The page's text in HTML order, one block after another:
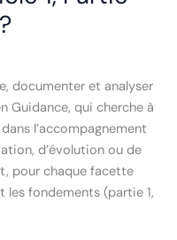
documenter et analyser
Guidance, qui cherche à
l’accompagnement
d’évolution ou de
pour chaque facette
les fondements (partie 1,